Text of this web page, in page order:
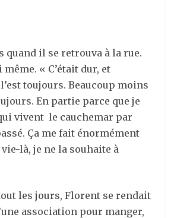
quand il se retrouva à la rue.
« C’était dur, et
toujours. Beaucoup moins
En partie parce que je
vivent le cauchemar par
Ça me fait énormément
là, je ne la souhaite à
les jours, Florent se rendait
association pour manger,